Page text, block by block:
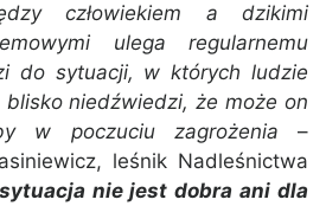
człowiekiem a dzikimi
ulega regularnemu
do sytuacji, w których ludzie
niedźwiedzi, że może on
w poczuciu zagrożenia –
leśnik Nadleśnictwa
nie jest dobra ani dla